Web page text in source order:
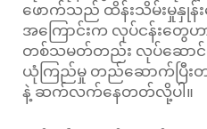
ဖောက်သည် ထိန်းသိမ်းမှုနှုန်း
အကြောင်းက လုပ်ငန်းတွေဟ
တစ်သမတ်တည်း လုပ်ဆောင်
ယုံကြည်မှု တည်ဆောက်ပြီ
နဲ့ ဆက်လက်နေတတ်လို့ပါ။